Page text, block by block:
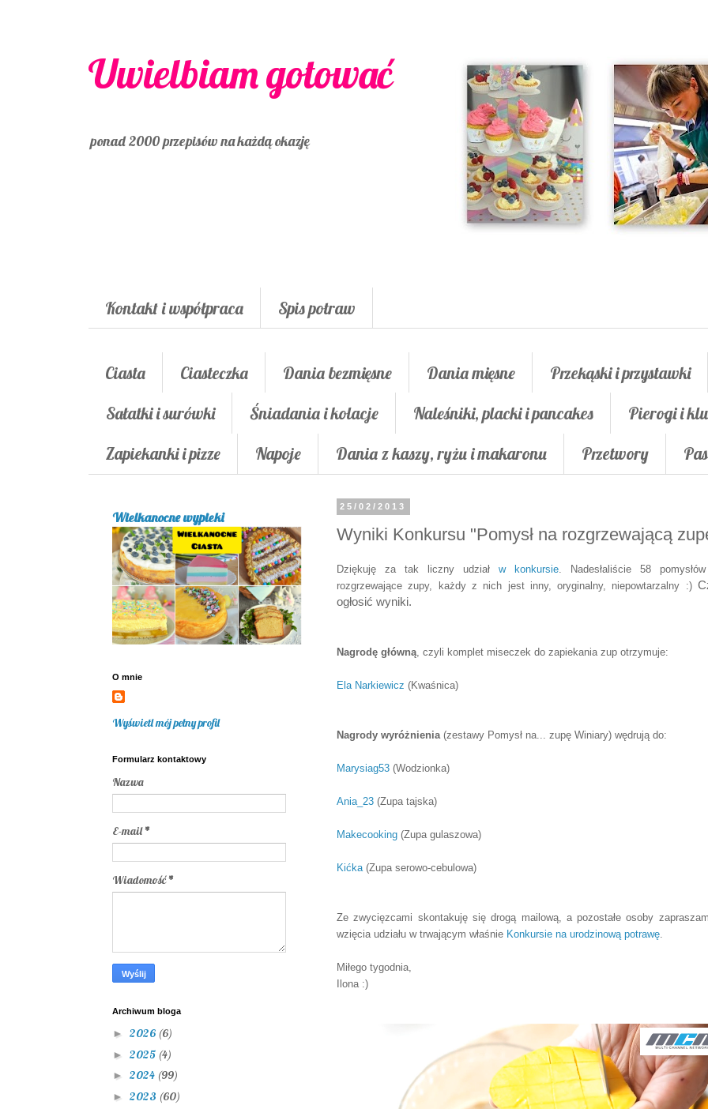
Uwielbiam gotować
ponad 2000 przepisów na każdą okazję
Kontakt i współpraca Spis potraw
Ciasta Ciasteczka Dania bezmięsne Dania mięsne
Przekąski i przystawki
Sałatki i surówki
Śniadania i kolacje Naleśniki, placki i pancakes
Pierogi i
Zapiekanki i pizze
Napoje Dania z kaszy, ryżu i makaronu Przetwory
25/02/2013
Wyniki Konkursu "Pomysł na rozgrzewającą
Dziękuję za tak liczny udział w konkursie. Nadesłaliście 58 pom
rozgrzewającezupy, każdy z nich jest inny, oryginalny, niepowtarzalny :)
ogłosić wyniki.
Nagrodę główną, czyli komplet miseczek do zapiekania zup otrzymuje:
Ela Narkiewicz (Kwaśnica)
Nagrody wyróżnienia (zestawy Pomysł na... zupę Winiary) wędrują do:
Marysiag53 (Wodzionka)
Ania_23 (Zupa tajska)
Makecooking (Zupa gulaszowa)
Kićka (Zupa serowo-cebulowa)
Ze zwycięzcami skontakuję się drogą mailową, apozostałe osoby
wzięcia udziału w trwającym właśnie Konkursie na urodzinową potrawę.
Miłego tygodnia,
Ilona :)
Wielkanocne wypieki
O mnie
Wyświetl mój pełny profil
Formularz kontaktowy
Nazwa
E-mail*
Wiadomość*
Archiwum bloga
► 2026 (6)
► 2025 (4)
► 2024 (99)
► 2023 (60)